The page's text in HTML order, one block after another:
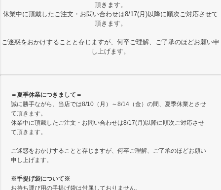
頂きます。
休業中に頂戴したご注文・お問い合わせは8/17(月)以降に順次ご対応させて
頂きます。
ご迷惑をおかけすることと存じますが、何卒ご理解、ご了承のほどお願い申
し上げます。
＝夏季休業につきまして＝
誠に勝手ながら、当店では8/10（月）～8/14（金）の間、夏季休業とさせ
て頂きます。
休業中に頂戴したご注文・お問い合わせは8/17(月)以降に順次ご対応させ
て頂きます。
ご迷惑をおかけすることと存じますが、何卒ご理解、ご了承のほどお願い
申し上げます。
※手提げ袋について※
お持ち運び用の手提げ袋は付属しておりません。